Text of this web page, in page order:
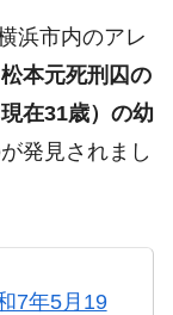
浜市内のアレ
松本元死刑囚の
在31歳）の幼
発見されまし
7年5月19